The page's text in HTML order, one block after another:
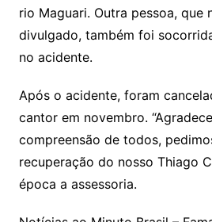
rio Maguari. Outra pessoa, que
divulgado, também foi
no acidente.
Após o acidente, foram
cantor em novembro.
compreensão de todos,
recuperação do nosso Thiago
época a assessoria.